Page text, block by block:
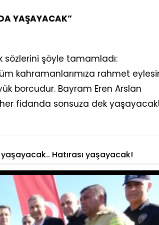
YAŞAYACAK”
şöyle tamamladı:
kahramanlarımıza rahmet
borcudur. Bayram Eren Arslan
fidanda sonsuza dek
Hatırası yaşayacak!